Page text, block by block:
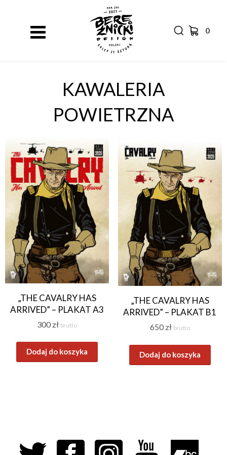
0
KAWALERIA
POWIETRZNA
„THE CAVALRY HAS
ARRIVED” – PLAKAT A3
300 zł brutto
Dodaj do koszyka
„THE CAVALRY HAS
ARRIVED” – PLAKAT B1
650 zł brutto
Dodaj do koszyka